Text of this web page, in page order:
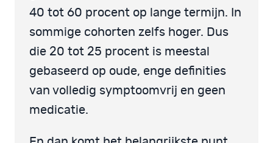
40 tot 60 procent op lange termijn. In
sommige cohorten zelfs hoger. Dus
die 20 tot 25 procent is meestal
gebaseerd op oude, enge definities
van volledig symptoomvrij en geen
medicatie.